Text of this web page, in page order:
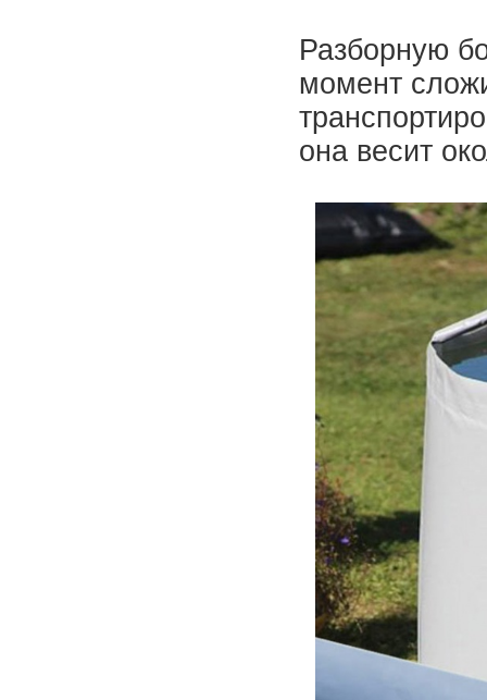
Разборную
момент
она весит